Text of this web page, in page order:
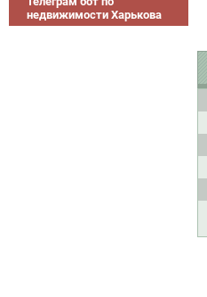
недвижимости Харькова